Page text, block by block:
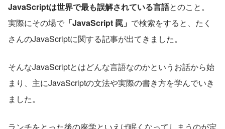
JavaScriptは世界で最も誤解されている言語とのこと。
実際にその場で 「JavaScript 罠」 で検索をすると、たく
さんのJavaScriptに関する記事が出てきました。
そんなJavaScriptとはどんな言語なのかというお話から始
まり、主にJavaScriptの文法や実際の書き方を学んでいき
ました。
ランチをとった後の座学といえば眠くなってしまうのが定